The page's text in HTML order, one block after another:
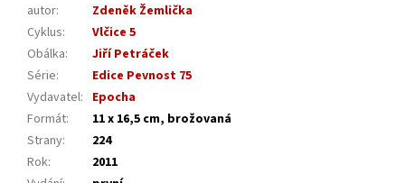
autor:
Zdeněk Žemlička
Cyklus:
Vlčice 5
Obálka:
Jiří Petráček
Série:
Edice Pevnost 75
Vydavatel: Epocha
Formát:
11 x 16,5 cm, brožovaná
Strany:
224
Rok:
2011